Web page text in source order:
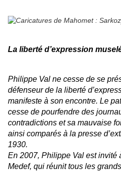
La liberté d’expression
Philippe Val ne cesse de se
défenseur de la liberté
manifeste à son encontre. Le
cesse de pourfendre des
contradictions et sa mauvaise
ainsi comparés à la presse
1930.
En 2007, Philippe Val est invité
Medef, qui réunit tous les